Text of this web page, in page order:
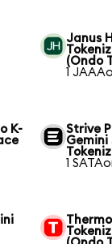
Janus
(Ondo
1
K-
Strive
Gemini
1